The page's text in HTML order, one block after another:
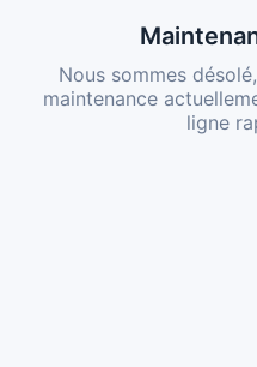
Nous sommes
maintenance
ligne